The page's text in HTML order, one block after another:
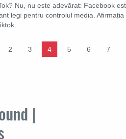
Nu, nu este adevărat: Facebook
legi pentru controlul media.
2 3 4 5 6 7
|